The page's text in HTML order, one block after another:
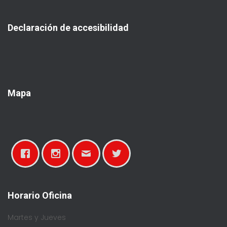
r
Declaración de accesibilidad
Mapa
Horario Oficina
Martes y Jueves